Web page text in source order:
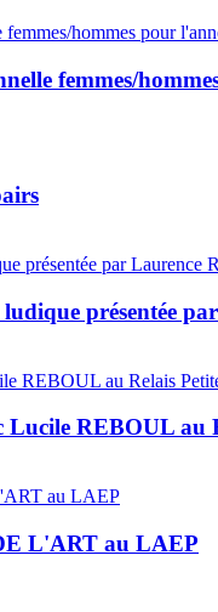
femmes/
présentée
REBOUL au
L'ART au LAEP